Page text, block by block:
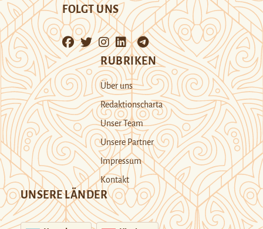
FOLGT UNS
RUBRIKEN
Über uns
Redaktionscharta
Unser Team
Unsere Partner
Impressum
Kontakt
UNSERE LÄNDER